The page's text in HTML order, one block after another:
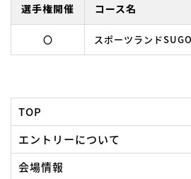
選手権開催 コース名
〇 スポーツランドSUGO
TOP
エントリーについて
会場情報